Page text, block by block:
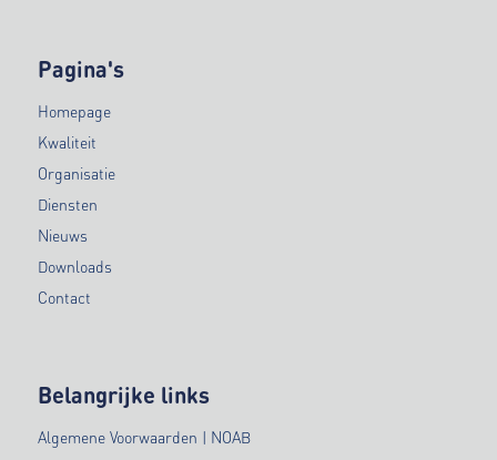
Pagina's
Homepage
Kwaliteit
Organisatie
Diensten
Nieuws
Downloads
Contact
Belangrijke links
Algemene Voorwaarden | NOAB